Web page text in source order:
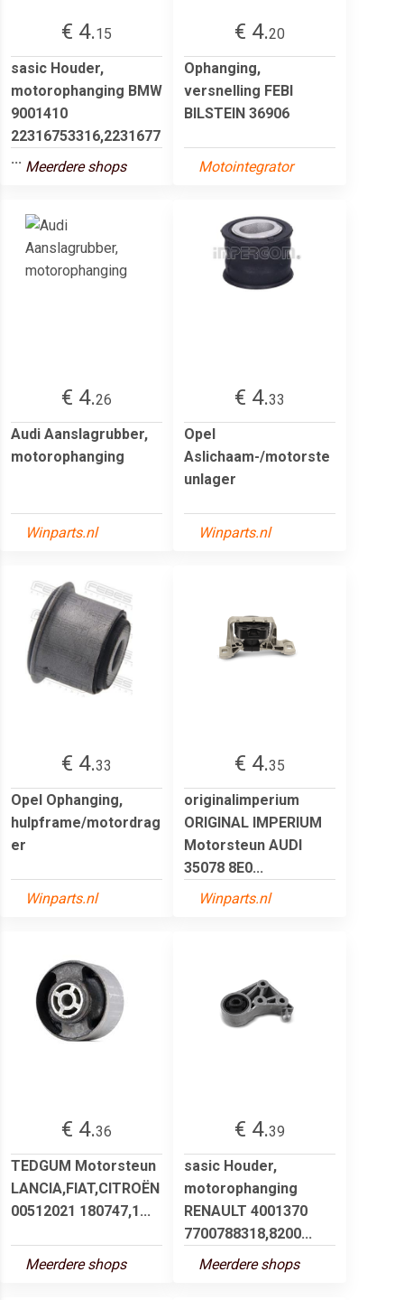
€ 4.15
sasic Houder,
motorophanging BMW
9001410
22316753316,2231677
... Meerdere shops
€ 4.20
Ophanging,
versnelling FEBI
BILSTEIN 36906
Motointegrator
€ 4.26
Audi Aanslagrubber,
motorophanging
Winparts.nl
€ 4.33
Opel
Aslichaam-/motorste
unlager
Winparts.nl
€ 4.33
Opel Ophanging,
hulpframe/motordrag
er
Winparts.nl
€ 4.35
originalimperium
ORIGINAL IMPERIUM
Motorsteun AUDI
35078 8E0...
Winparts.nl
€ 4.36
TEDGUM Motorsteun
LANCIA,FIAT,CITROËN
00512021 180747,1...
Meerdere shops
€ 4.39
sasic Houder,
motorophanging
RENAULT 4001370
7700788318,8200...
Meerdere shops